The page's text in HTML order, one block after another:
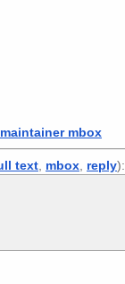
maintainer mbox
text mbox reply):